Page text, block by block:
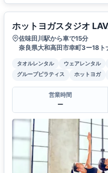
ホットヨガスタジオ
佐味田川駅から車で15分
奈良県大和高田市幸町3ー18ト
タオルレンタル ウェアレンタル
グループピラティス
ホットヨガ
営業時間
ー